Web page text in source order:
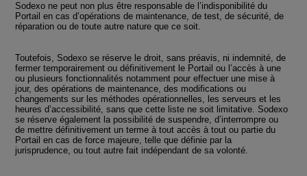
Sodexo ne peut non plus être responsable de l’indisponibilité du
Portail en cas d’opérations de maintenance, de test, de sécurité, de
réparation ou de toute autre nature que ce soit.
Toutefois, Sodexo se réserve le droit, sans préavis, ni indemnité, de
fermer temporairement ou définitivement le Portail ou l’accès à une
ou plusieurs fonctionnalités notamment pour effectuer une mise à
jour, des opérations de maintenance, des modifications ou
changements sur les méthodes opérationnelles, les serveurs et les
heures d’accessibilité, sans que cette liste ne soit limitative. Sodexo
se réserve également la possibilité de suspendre, d’interrompre ou
de mettre définitivement un terme à tout accès à tout ou partie du
Portail en cas de force majeure, telle que définie par la
jurisprudence, ou tout autre fait indépendant de sa volonté.